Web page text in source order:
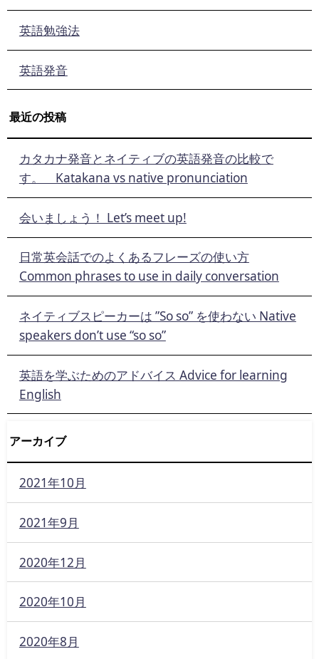
英語勉強法
英語発音
最近の投稿
カタカナ発音とネイティブの英語発音の比較で
す。 Katakana vs native pronunciation
会いましょう！ Let’s meet up!
日常英会話でのよくあるフレーズの使い方
Common phrases to use in daily conversation
ネイティブスピーカーは ”So so” を使わない Native
speakers don’t use “so so”
英語を学ぶためのアドバイス Advice for learning
English
アーカイブ
2021年10月
2021年9月
2020年12月
2020年10月
2020年8月